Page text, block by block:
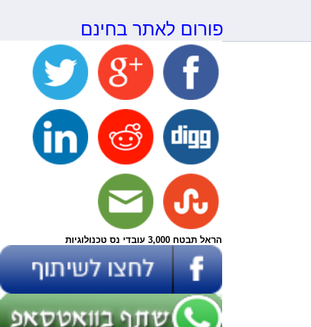
פורום לאתר בחינם
הראל תבטח 3,000 עובדי נס טכנולוגיות